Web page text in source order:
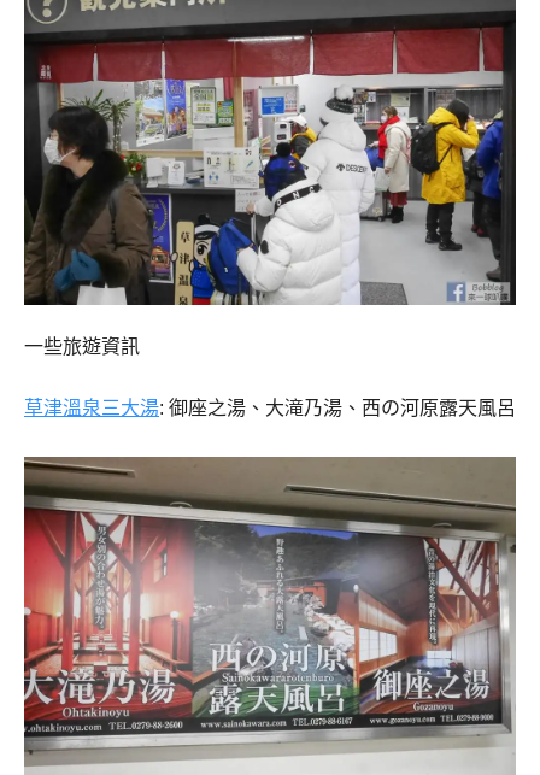
一些旅遊資訊
草津溫泉三大湯: 御座之湯、大滝乃湯、西の河原露天風呂